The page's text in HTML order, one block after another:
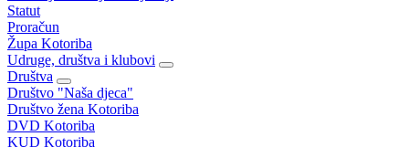
Statut
Proračun
Župa Kotoriba
Udruge, društva i klubovi
Društva
Društvo "Naša djeca"
Društvo žena Kotoriba
DVD Kotoriba
KUD Kotoriba